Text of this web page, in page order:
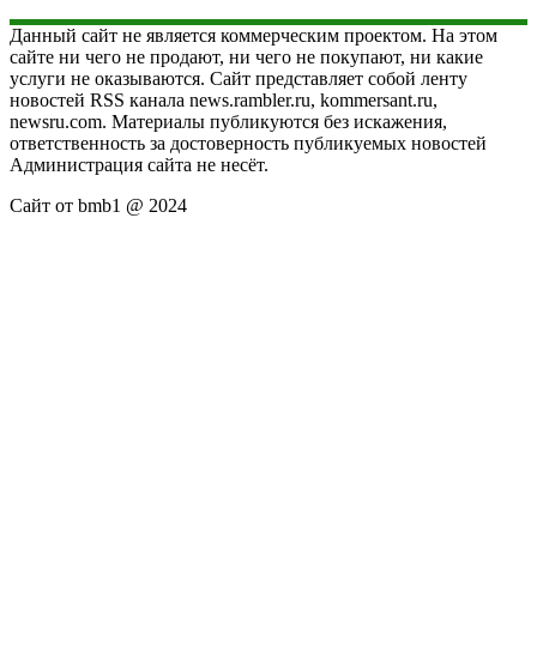
Данный сайт не является коммерческим проектом. На этом
сайте ни чего не продают, ни чего не покупают, ни какие
услуги не оказываются. Сайт представляет собой ленту
новостей RSS канала news.rambler.ru, kommersant.ru,
newsru.com. Материалы публикуются без искажения,
ответственность за достоверность публикуемых новостей
Администрация сайта не несёт.
Сайт от bmb1 @ 2024